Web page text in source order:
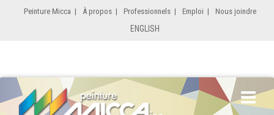
Peinture Micca | À propos | Professionnels | Emploi | Nous joindre
ENGLISH